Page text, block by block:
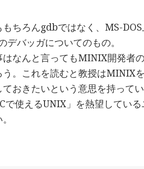
ちろんgdbではなく、MS-
バッガについてのもの。
なんと言ってもMINIX開発者
。これを読むと教授はMINIX
おきたいという意思を持って
で使えるUNIX」を熱望してい